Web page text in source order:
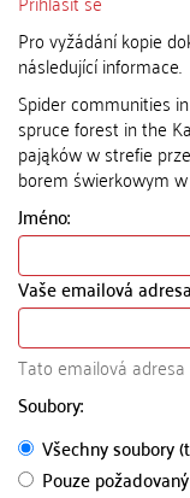
Pro vyžádání kopie
následující informace.
Spider communities
spruce forest in the
pająków w strefie
borem świerkowym
Jméno:
Vaše emailová
Tato emailová
Soubory:
Všechny soubory
Pouze